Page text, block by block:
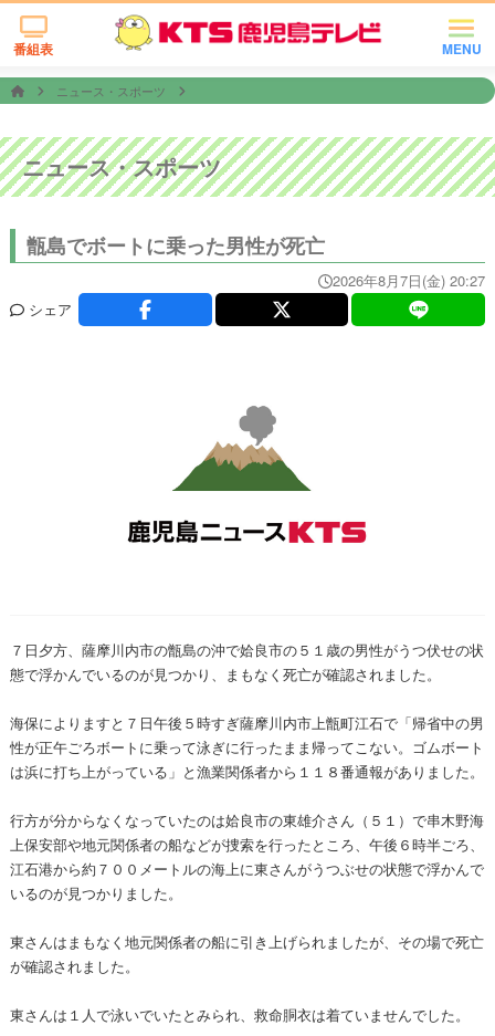
MENU
番組表
ニュース・スポーツ
ニュース・スポーツ
甑島でボートに乗った男性が死亡
2026年8月7日(金) 20:27
シェア
７日夕方、薩摩川内市の甑島の沖で姶良市の５１歳の男性がうつ伏せの状
態で浮かんでいるのが見つかり、まもなく死亡が確認されました。
海保によりますと７日午後５時すぎ薩摩川内市上甑町江石で「帰省中の男
性が正午ごろボートに乗って泳ぎに行ったまま帰ってこない。ゴムボート
は浜に打ち上がっている」と漁業関係者から１１８番通報がありました。
行方が分からなくなっていたのは姶良市の東雄介さん（５１）で串木野海
上保安部や地元関係者の船などが捜索を行ったところ、午後６時半ごろ、
江石港から約７００メートルの海上に東さんがうつぶせの状態で浮かんで
いるのが見つかりました。
東さんはまもなく地元関係者の船に引き上げられましたが、その場で死亡
が確認されました。
東さんは１人で泳いでいたとみられ、救命胴衣は着ていませんでした。